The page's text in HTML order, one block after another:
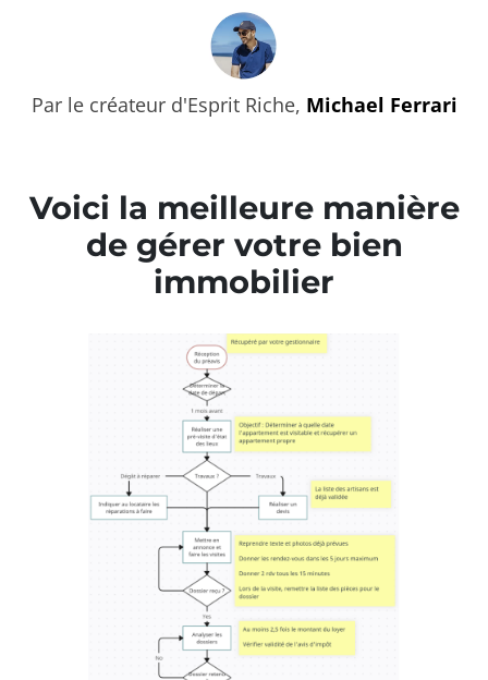
Par le créateur d'Esprit Riche, Michael Ferrari
Voici la meilleure manière
de gérer votre bien
immobilier